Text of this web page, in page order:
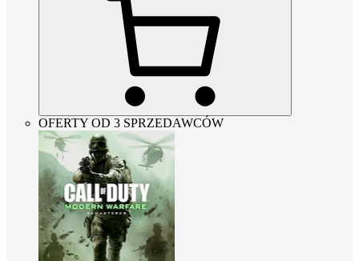
OFERTY OD 3 SPRZEDAWCÓW